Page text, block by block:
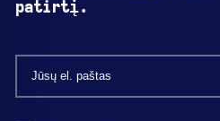
patirtį.